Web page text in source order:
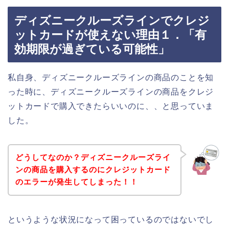
ディズニークルーズラインでクレジ
ットカードが使えない理由１．「有
効期限が過ぎている可能性」
私自身、ディズニークルーズラインの商品のことを知
った時に、ディズニークルーズラインの商品をクレジ
ットカードで購入できたらいいのに、、と思っていま
した。
どうしてなのか？ディズニークルーズライ
ンの商品を購入するのにクレジットカード
のエラーが発生してしまった！！
というような状況になって困っているのではないでし